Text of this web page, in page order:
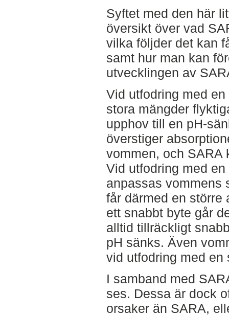
Syftet med den här
översikt över vad
vilka följder det kan
samt hur man kan
utvecklingen av
Vid utfodring med
stora mängder
upphov till en pH-
överstiger
vommen, och SARA
Vid utfodring med
anpassas vommens
får därmed en större
ett snabbt byte går
alltid tillräckligt
pH sänks. Även
vid utfodring med en
I samband med
ses. Dessa är dock
orsaker än SARA,